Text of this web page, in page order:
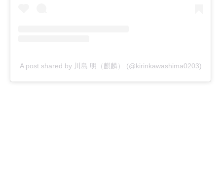
A post shared by 川島 明（麒麟） (@kirinkawashima0203)